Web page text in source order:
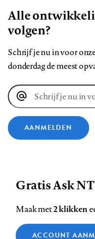
Alle
volgen?
Schrijf je nu in voor
donderdag de meest
E-
mailadres
AANMELDEN
Volg
ons
Facebook
Volg
ons
op
LinkedIn
Volg
ons
op
Bluesky
Contact Colofon
Zie onze cookie policy
Gratis Ask
Maak met2 klikken
ACCOUNT